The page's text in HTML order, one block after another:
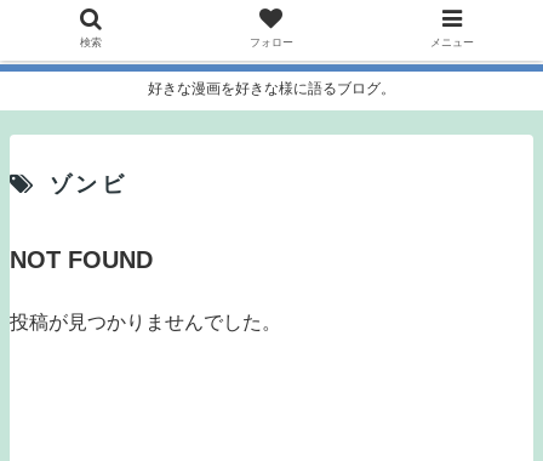
好きな漫画を好きな様に語るブログ。
ゾンビ
NOT FOUND
投稿が見つかりませんでした。
検索 フォロー メニュー